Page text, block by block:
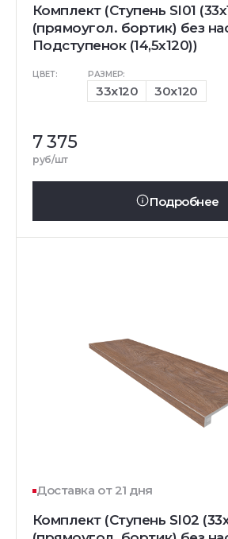
Комплект (Ступень SI01
(прямоугол. бортик) без
Подступенок (14,5x120))
ЦВЕТ: РАЗМЕР:
33x120 30x120
7 375
руб/шт
Подробнее
Доставка от 21 дня
Комплект (Ступень SI02